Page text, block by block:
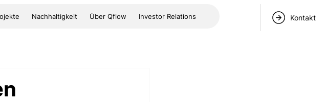
Nachhaltigkeit Über Qflow Investor Relations Kontakt